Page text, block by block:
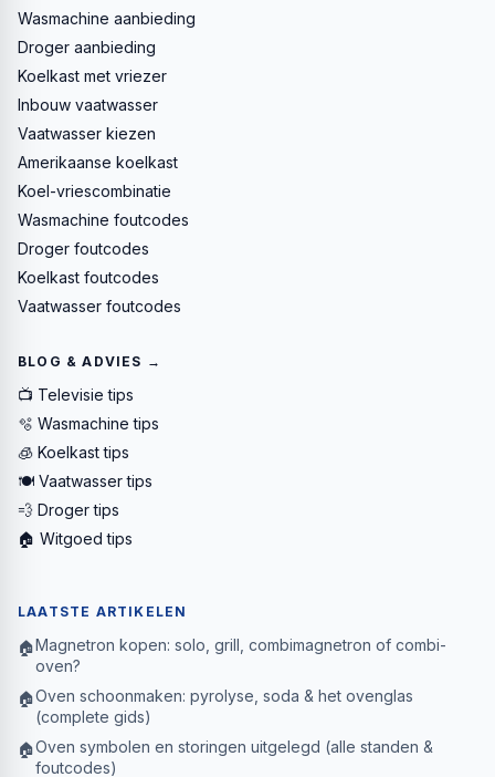
Wasmachine aanbieding
Droger aanbieding
Koelkast met vriezer
Inbouw vaatwasser
Vaatwasser kiezen
Amerikaanse koelkast
Koel-vriescombinatie
Wasmachine foutcodes
Droger foutcodes
Koelkast foutcodes
Vaatwasser foutcodes
BLOG & ADVIES →
📺 Televisie tips
🫧 Wasmachine tips
🧊 Koelkast tips
🍽️ Vaatwasser tips
💨 Droger tips
🏠 Witgoed tips
LAATSTE ARTIKELEN
🏠Magnetron kopen: solo, grill, combimagnetron of combi-
oven?
🏠Oven schoonmaken: pyrolyse, soda & het ovenglas
(complete gids)
🏠Oven symbolen en storingen uitgelegd (alle standen &
foutcodes)